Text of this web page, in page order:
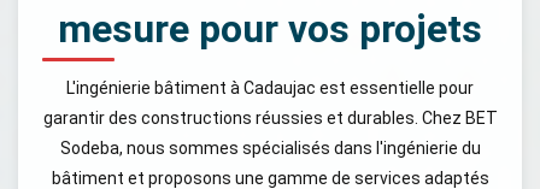
mesure pour vos projets
L'ingénierie bâtiment à Cadaujac est essentielle pour
garantir des constructions réussies et durables. Chez BET
Sodeba, nous sommes spécialisés dans l'ingénierie du
bâtiment et proposons une gamme de services adaptés